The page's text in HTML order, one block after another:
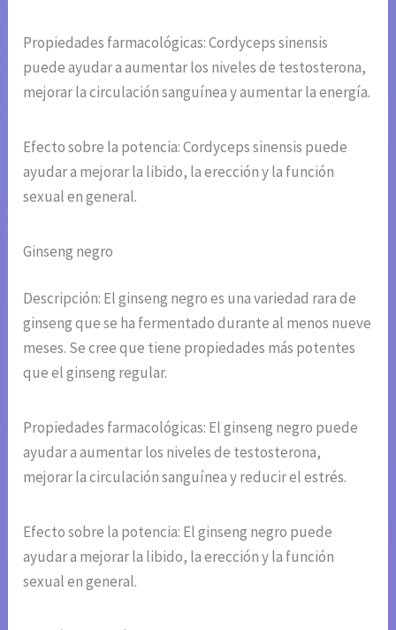
Propiedades farmacológicas: Cordyceps sinensis
puede ayudar a aumentar los niveles de testosterona,
mejorar la circulación sanguínea y aumentar la energía.
Efecto sobre la potencia: Cordyceps sinensis puede
ayudar a mejorar la libido, la erección y la función
sexual en general.
Ginseng negro
Descripción: El ginseng negro es una variedad rara de
ginseng que se ha fermentado durante al menos nueve
meses. Se cree que tiene propiedades más potentes
que el ginseng regular.
Propiedades farmacológicas: El ginseng negro puede
ayudar a aumentar los niveles de testosterona,
mejorar la circulación sanguínea y reducir el estrés.
Efecto sobre la potencia: El ginseng negro puede
ayudar a mejorar la libido, la erección y la función
sexual en general.